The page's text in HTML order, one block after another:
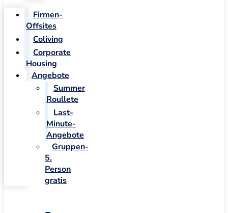
Firmen-
Offsites
Coliving
Corporate
Housing
Angebote
Summer
Roullete
Last-
Minute-
Angebote
Gruppen-
5.
Person
gratis